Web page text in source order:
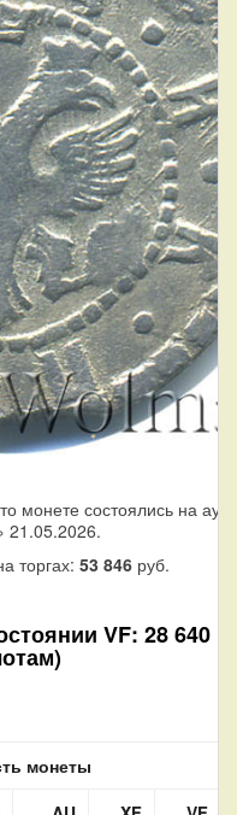
монете состоялись на
21.05.2026.
торгах: 53 846руб.
VF: 28 640
монеты